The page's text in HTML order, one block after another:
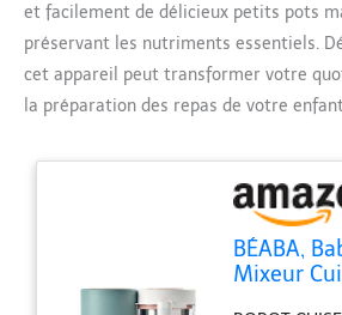
et facilement de délicieux petits pots
préservant les nutriments essentiels.
cet appareil peut transformer votre
la préparation des repas de votre
BÉABA,
Mixeur